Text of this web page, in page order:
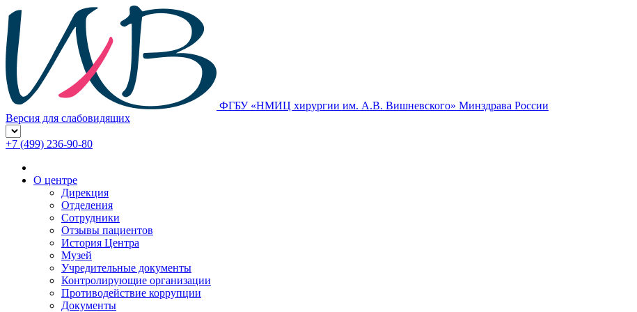
ФГБУ «НМИЦ хирургии им. А.В. Вишневского» Минздрава России
Версия для слабовидящих
+7 (499) 236-90-80
О центре
Дирекция
Отделения
Сотрудники
Отзывы пациентов
История Центра
Музей
Учредительные документы
Контролирующие организации
Противодействие коррупции
Документы